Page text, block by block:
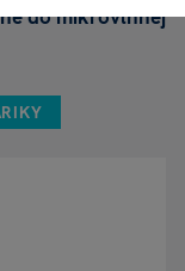
do mikrovlnnej